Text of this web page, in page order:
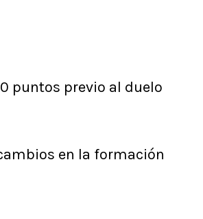
puntos previo al duelo
en la formación